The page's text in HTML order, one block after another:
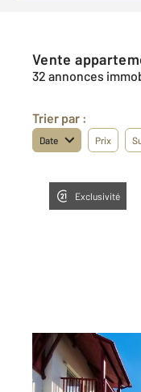
Vente
32 annonces
Trier par :
Date Prix
Exclusivité
ANGLET 64
53,40 m2, 2
Ref : 5150